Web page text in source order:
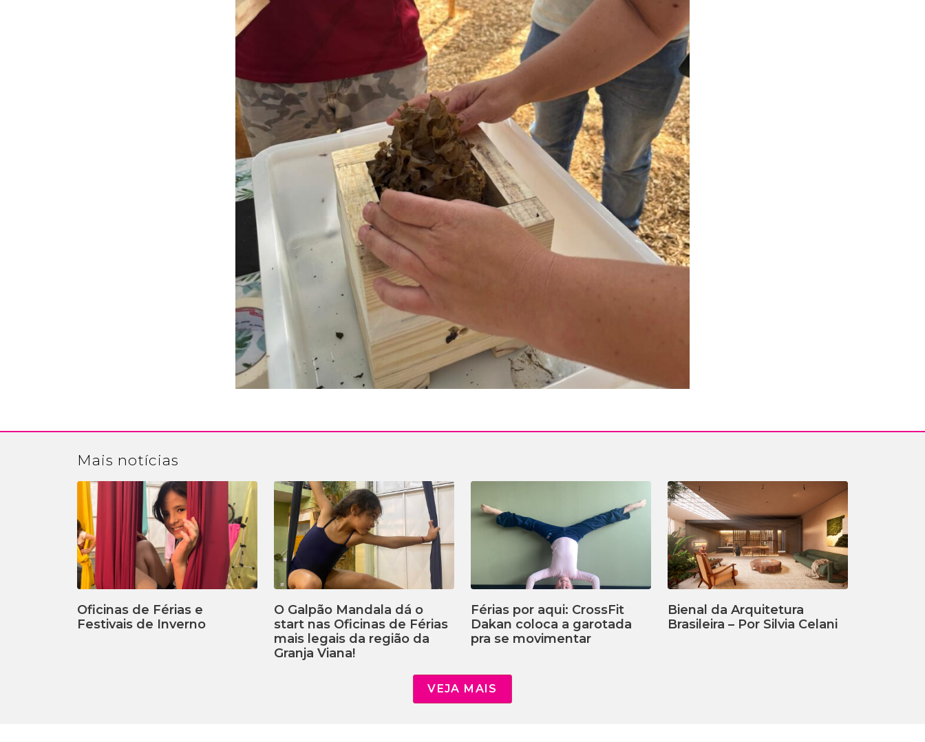
Mais notícias
Oficinas de Férias e
Festivais de Inverno
O Galpão Mandala dá o
start nas Oficinas de Férias
mais legais da região da
Granja Viana!
Férias por aqui: CrossFit
Dakan coloca a garotada
pra se movimentar
Bienal da Arquitetura
Brasileira – Por Silvia Celani
VEJA MAIS